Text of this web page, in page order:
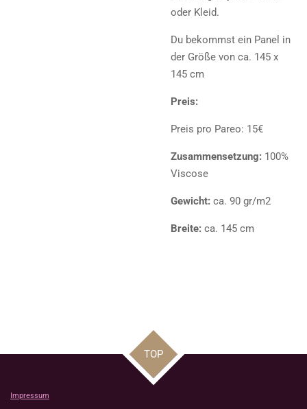
oder Kleid.
Du bekommst ein Panel in
der Größe von ca. 145 x
145 cm
Preis:
Preis pro Pareo: 15€
Zusammensetzung: 100%
Viscose
Gewicht: ca. 90 gr/m2
Breite: ca. 145 cm
TOP
Impressum